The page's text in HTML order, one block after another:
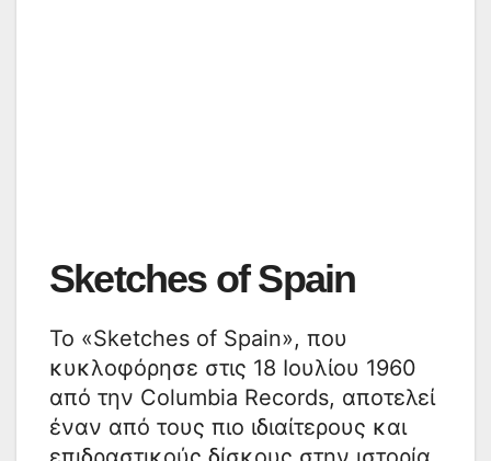
Sketches of Spain
Το «Sketches of Spain», που
κυκλοφόρησε στις 18 Ιουλίου 1960
από την Columbia Records, αποτελεί
έναν από τους πιο ιδιαίτερους και